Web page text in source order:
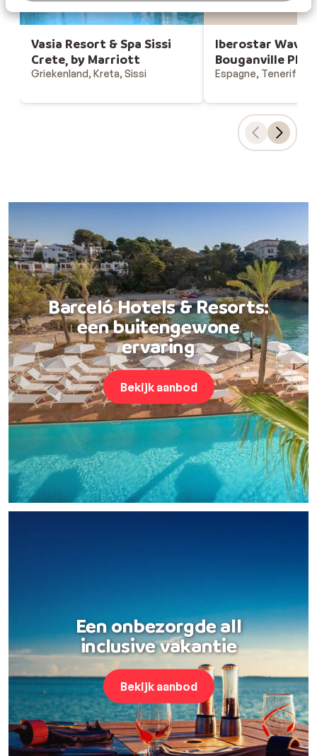
Vasia Resort & Spa Sissi
Crete, by Marriott
Griekenland, Kreta, Sissi
Iberostar Waves
Bouganville
Espagne, Tenerife,
Barceló Hotels & Resorts:
een buitengewone
ervaring
Bekijk aanbod
Een onbezorgde all
inclusive vakantie
Bekijk aanbod